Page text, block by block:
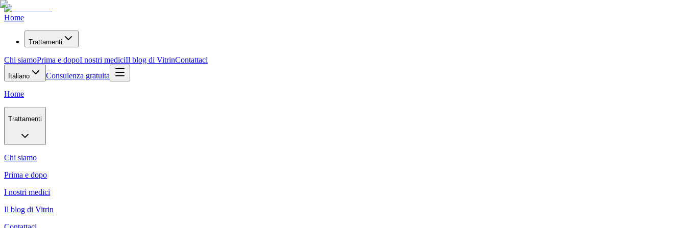
Home
Trattamenti
Chi siamoPrima e dopoI nostri mediciIl blog di VitrinContattaci
Italiano Consulenza gratuita
Home
Trattamenti
Chi siamo
Prima e dopo
I nostri medici
Il blog di Vitrin